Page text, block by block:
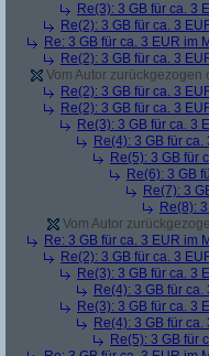
Re(3): 3 GB für ca. 3
Re(2): 3 GB für ca. 3
Re: 3 GB für ca. 3 EUR im
Re(2): 3 GB für ca. 3
Vom Autor
Re(2): 3 GB für ca. 3
Re(2): 3 GB für ca. 3
Re(3): 3 GB für ca. 3
Re(4): 3 GB für
Re(5): 3 GB für
Re(6): 3 GB
Re(7): 3
Re(8):
Vom Autor
Re: 3 GB für ca. 3 EUR im
Re(2): 3 GB für ca. 3
Re(3): 3 GB für ca. 3
Re(4): 3 GB für
Re(3): 3 GB für ca. 3
Re(4): 3 GB für
Re(5): 3 GB für